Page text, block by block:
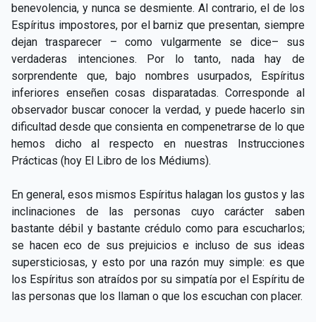
benevolencia, y nunca se desmiente. Al contrario, el de los
Espíritus impostores, por el barniz que presentan, siempre
dejan trasparecer – como vulgarmente se dice– sus
verdaderas intenciones. Por lo tanto, nada hay de
sorprendente que, bajo nombres usurpados, Espíritus
inferiores enseñen cosas disparatadas. Corresponde al
observador buscar conocer la verdad, y puede hacerlo sin
dificultad desde que consienta en compenetrarse de lo que
hemos dicho al respecto en nuestras Instrucciones
Prácticas (hoy El Libro de los Médiums).
En general, esos mismos Espíritus halagan los gustos y las
inclinaciones de las personas cuyo carácter saben
bastante débil y bastante crédulo como para escucharlos;
se hacen eco de sus prejuicios e incluso de sus ideas
supersticiosas, y esto por una razón muy simple: es que
los Espíritus son atraídos por su simpatía por el Espíritu de
las personas que los llaman o que los escuchan con placer.